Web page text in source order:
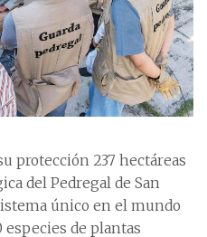
protección 237 hectáreas
del Pedregal de San
único en el mundo
especies de plantas